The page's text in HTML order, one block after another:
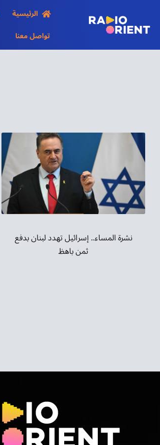
content
الرئيسية
تواصل معنا
نشرة المساء.. إسرائيل تهدد لبنان بدفع
ثمن باهظ